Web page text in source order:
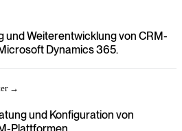
und Weiterentwicklung von CRM-
Dynamics 365.
→
und Konfiguration von